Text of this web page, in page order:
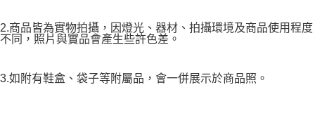
2.商品皆為實物拍攝，因燈光、器材、拍攝環境及商品使用程度
不同，照片與實品會產生些許色差。
3.如附有鞋盒、袋子等附屬品，會一併展示於商品照。